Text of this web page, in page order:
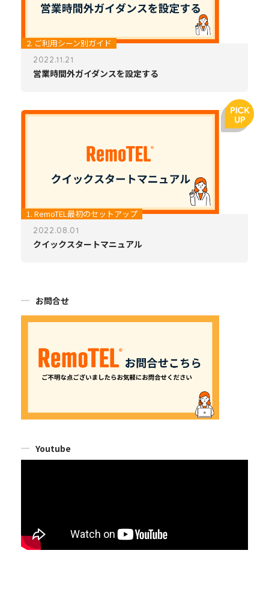
2. ご利用シーン別ガイド
2022.11.21
営業時間外ガイダンスを設定する
1. RemoTEL最初のセットアップ
2022.08.01
クイックスタートマニュアル
お問合せ
Youtube